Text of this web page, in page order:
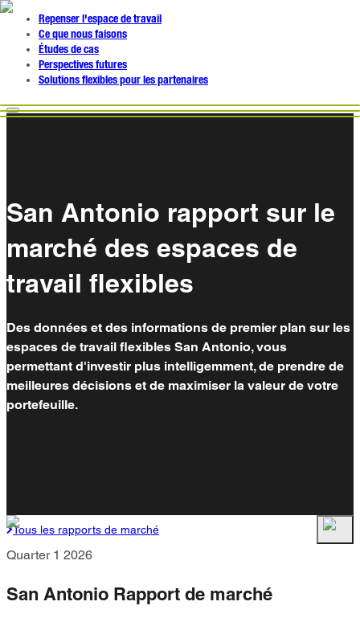
Repenser l'espace de travail
Ce que nous faisons
Études de cas
Perspectives futures
Solutions flexibles pour les partenaires
San Antonio rapport sur le
marché des espaces de
travail flexibles
Des données et des informations de premier plan sur les
espaces de travail flexibles San Antonio, vous
permettant d'investir plus intelligemment, de prendre de
meilleures décisions et de maximiser la valeur de votre
portefeuille.
Tous les rapports de marché
Quarter 1 2026
San Antonio Rapport de marché